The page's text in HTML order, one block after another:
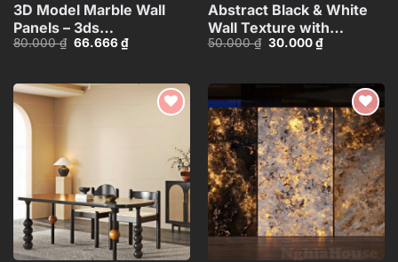
3D Model Marble Wall
Panels – 3ds
Max_102325390
80.000₫ Giá
66.666₫Giá
hiện
66.666 ₫.
Abstract Black & White
Wall Texture with
Spherical Materials
50.000₫ Giá
30.000₫Giá
hiện
30.000 ₫.
Add to
wishlist